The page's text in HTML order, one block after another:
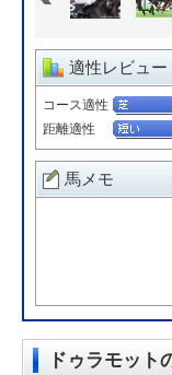
適性レビュー
コース適性
距離適性
馬メモ
ドゥラモット